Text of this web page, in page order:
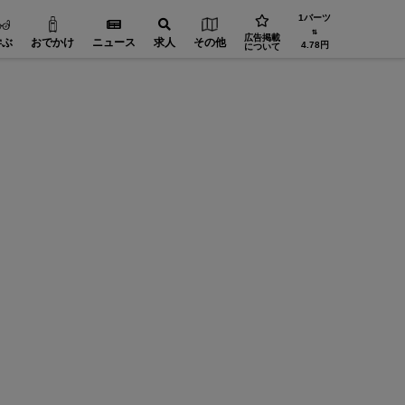
おでかけ ニュース 求人 その他
広告掲載
について
1バーツ
⇅
4.78円